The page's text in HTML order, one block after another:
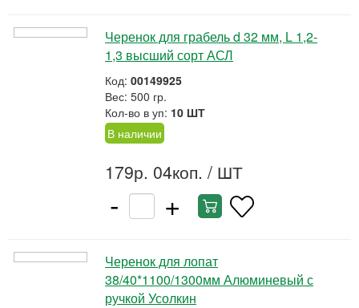
Черенок для грабель d 32 мм, L 1,2-
1,3 высший сорт АСЛ
Код: 00149925
Вес: 500 гр.
Кол-во в уп: 10 ШТ
В наличии
179р. 04коп. / ШТ
- +
Черенок для лопат
38/40*1100/1300мм Алюминевый с
ручкой Усолкин